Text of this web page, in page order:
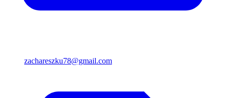
zachareszku78@gmail.com